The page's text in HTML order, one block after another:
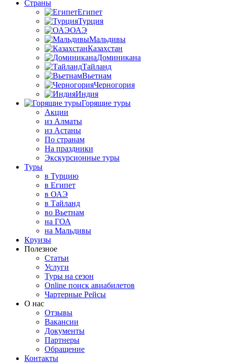
Страны
Египет
Турция
ОАЭ
Мальдивы
Казахстан
Доминикана
Тайланд
Вьетнам
Черногория
Индия
Горящие туры
Акции
из Алматы
из Астаны
По странам
На праздники
Экскурсионные туры
Туры
в Турцию
в Египет
в ОАЭ
в Тайланд
во Вьетнам
на ГОА
на Мальдивы
Круизы
Полезное
Статьи
Услуги
Туры на сезон
Online поиск авиабилетов
Чартерные Рейсы
О нас
Отзывы
Вакансии
Документы
Партнеры
Обращение
Контакты